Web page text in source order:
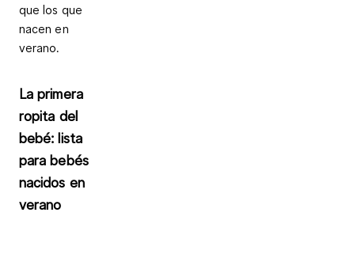
que los que
nacen en
verano.
La primera
ropita del
bebé: lista
para bebés
nacidos en
verano